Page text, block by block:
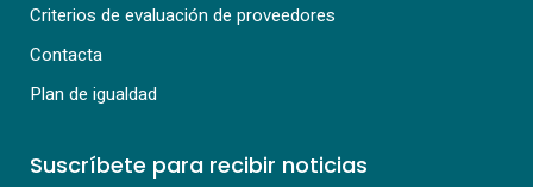
Criterios de evaluación de proveedores
Contacta
Plan de igualdad
Suscríbete para recibir noticias